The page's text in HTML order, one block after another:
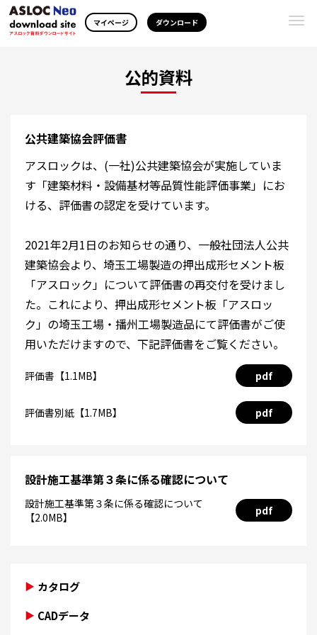
マイページ ダウンロード
公的資料
公共建築協会評価書
アスロックは、(一社)公共建築協会が実施していま
す「建築材料・設備基材等品質性能評価事業」にお
ける、評価書の認定を受けています。
2021年2月1日のお知らせの通り、一般社団法人公共
建築協会より、埼玉工場製造の押出成形セメント板
「アスロック」について評価書の再交付を受けまし
た。これにより、押出成形セメント板「アスロッ
ク」の埼玉工場・播州工場製造品にて評価書がご使
用いただけますので、下記評価書をご覧ください。
評価書【1.1MB】 pdf
評価書別紙【1.7MB】 pdf
設計施工基準第３条に係る確認について
設計施工基準第３条に係る確認について
【2.0MB】
pdf
カタログ
CADデータ